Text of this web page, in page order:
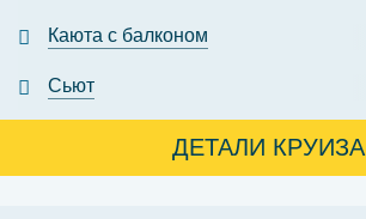
Каюта с балконом
Сьют
ДЕТАЛИ КРУИЗА